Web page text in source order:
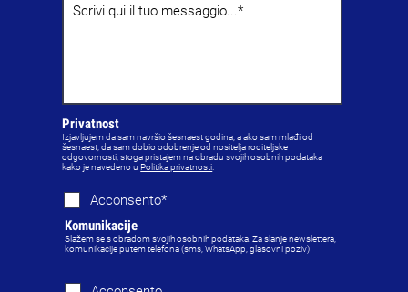
Privatnost
Izjavljujem da sam navršio šesnaest godina, a ako sam mlađi od
šesnaest, da sam dobio odobrenje od nositelja roditeljske
odgovornosti, stoga pristajem na obradu svojih osobnih podataka
kako je navedeno u Politika privatnosti
Acconsento*
Komunikacije
Slažem se s obradom svojih osobnih podataka. Za slanje newslettera,
komunikacije putem telefona (sms, WhatsApp, glasovni poziv)